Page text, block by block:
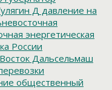
Д давление на
энергетическая
России
Дальсельмаш
общественный